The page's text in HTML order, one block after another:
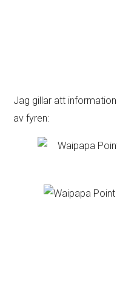
Jag gillar att
av fyren: